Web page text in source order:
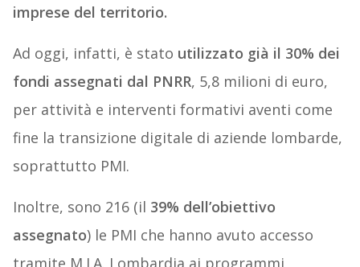
imprese del territorio.
Ad oggi, infatti, è stato utilizzato già il 30% dei
fondi assegnati dal PNRR, 5,8 milioni di euro,
per attività e interventi formativi aventi come
fine la transizione digitale di aziende lombarde,
soprattutto PMI.
Inoltre, sono 216 (il 39% dell’obiettivo
assegnato) le PMI che hanno avuto accesso